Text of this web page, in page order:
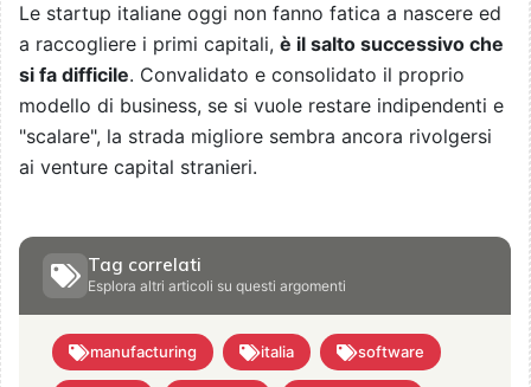
Le startup italiane oggi non fanno fatica a nascere ed
a raccogliere i primi capitali, è il salto successivo che
si fa difficile. Convalidato e consolidato il proprio
modello di business, se si vuole restare indipendenti e
"scalare", la strada migliore sembra ancora rivolgersi
ai venture capital stranieri.
Tag correlati
Esplora altri articoli su questi argomenti
manufacturing italia software